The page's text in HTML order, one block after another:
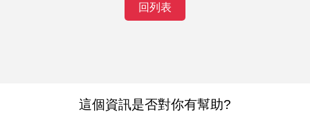
回列表
這個資訊是否對你有幫助?